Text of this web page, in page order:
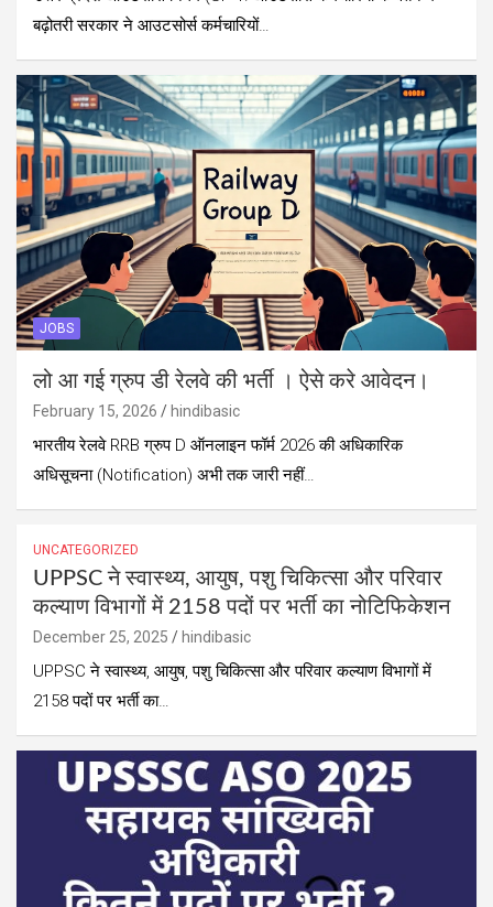
बढ़ोतरी सरकार ने आउटसोर्स कर्मचारियों…
JOBS
लो आ गई ग्रुप डी रेलवे की भर्ती । ऐसे करे आवेदन।
February 15, 2026 hindibasic
भारतीय रेलवे RRB ग्रुप D ऑनलाइन फॉर्म 2026 की अधिकारिक
अधिसूचना (Notification) अभी तक जारी नहीं…
UNCATEGORIZED
UPPSC ने स्वास्थ्य, आयुष, पशु चिकित्सा और परिवार
कल्याण विभागों में 2158 पदों पर भर्ती का नोटिफिकेशन
December 25, 2025 hindibasic
UPPSC ने स्वास्थ्य, आयुष, पशु चिकित्सा और परिवार कल्याण विभागों में
2158 पदों पर भर्ती का…